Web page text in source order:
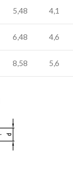
5,48 4,1
6,48 4,6
8,58 5,6